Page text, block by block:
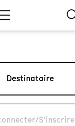
Destinataire
S'inscrire